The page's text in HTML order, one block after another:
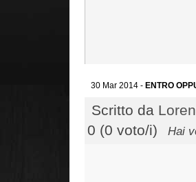
30 Mar 2014 - ENTRO
Scritto da
0 (0 voto/i)
Hai